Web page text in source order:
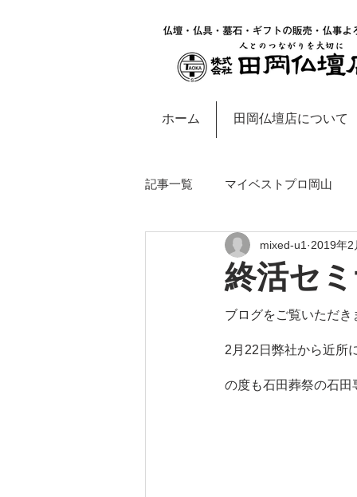
ホーム 田岡仏壇店について
記事一覧 マイベストプロ岡山
岡山・西大寺地域のお知らせ
終活セ
mixed-u1 2019年2
ブログをご覧いただ
2月22日弊社から近所
の度も石田葬祭の石